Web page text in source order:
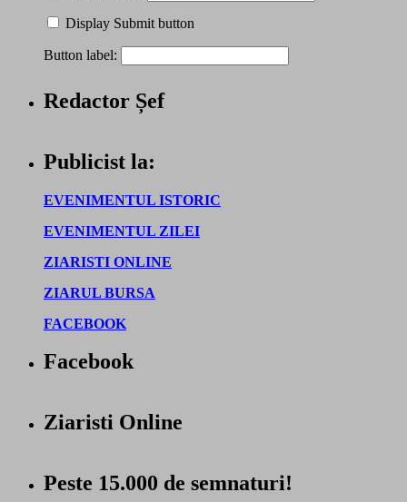
Display Submit button
Button label:
Redactor Șef
Publicist la:
EVENIMENTUL ISTORIC
EVENIMENTUL ZILEI
ZIARISTI ONLINE
ZIARUL BURSA
FACEBOOK
Facebook
Ziaristi Online
Peste 15.000 de semnaturi!